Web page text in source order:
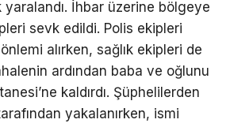
İhbar üzerine bölgeye
sevk edildi. Polis ekipleri
alırken, sağlık ekipleri de
ardından baba ve oğlunu
kaldırdı. Şüphelilerden
yakalanırken, ismi